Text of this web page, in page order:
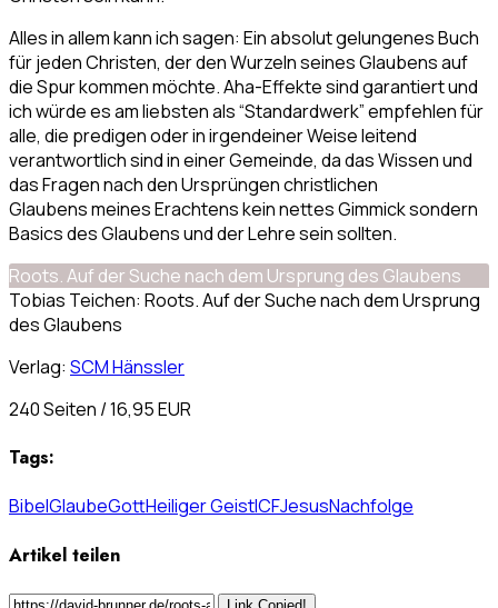
Alles in allem kann ich sagen: Ein absolut gelungenes Buch
für jeden Christen, der den Wurzeln seines Glaubens auf
die Spur kommen möchte. Aha-Effekte sind garantiert und
ich würde es am liebsten als “Standardwerk” empfehlen für
alle, die predigen oder in irgendeiner Weise leitend
verantwortlich sind in einer Gemeinde, da das Wissen und
das Fragen nach den Ursprüngen christlichen
Glaubens meines Erachtens kein nettes Gimmick sondern
Basics des Glaubens und der Lehre sein sollten.
Roots. Auf der Suche nach dem Ursprung des Glaubens
Tobias Teichen: Roots. Auf der Suche nach dem Ursprung
des Glaubens
Verlag: SCM Hänssler
240 Seiten / 16,95 EUR
Tags:
BibelGlaubeGottHeiliger GeistICFJesusNachfolge
Artikel teilen